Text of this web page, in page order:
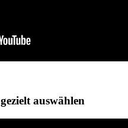
auswählen